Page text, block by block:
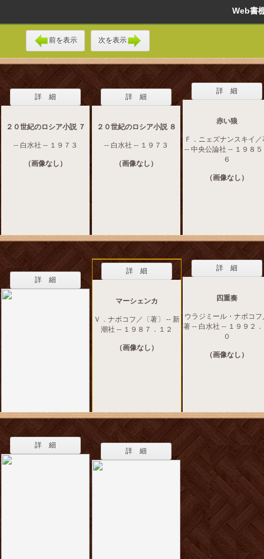
Web
前を表示 次を表示
詳 細
２０世紀のロシア小説 ７
-- 白水社 -- １９７３
（画像なし）
詳 細
２０世紀のロシア小説 ８
-- 白水社 -- １９７３
（画像なし）
詳 細
赤い狼
Ｆ．ニェズナンスキイ／
-- 中央公論社 -- １９８５
６
（画像なし）
詳 細
詳 細
マーシェンカ
Ｖ．ナボコフ／〔著〕 -- 新
潮社 -- １９８７．１２
（画像なし）
詳 細
四重奏
ウラジミール・ナボコフ
著 -- 白水社 -- １９９２
０
（画像なし）
詳 細
詳 細